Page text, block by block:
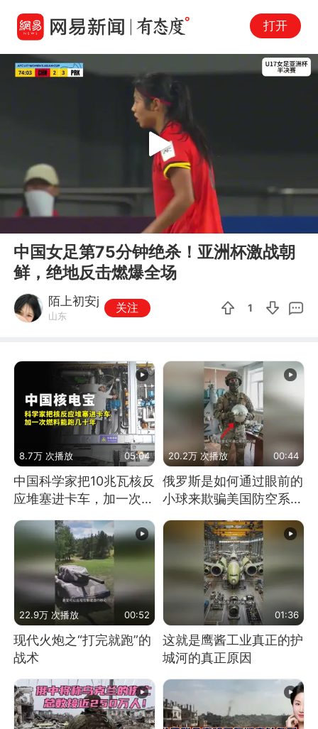
打开
Play
中国女足第75分钟绝杀！亚洲杯激战朝
鲜，绝地反击燃爆全场
陌上初安j
山东
关注 1
8.7万 次播放 05:04
中国科学家把10兆瓦核反
应堆塞进卡车，加一次燃
料能跑几十年
20.2万 次播放 00:44
俄罗斯是如何通过眼前的
小球来欺骗美国防空系统
的
22.9万 次播放 00:52
现代火炮之“打完就跑”的
战术
01:36
这就是鹰酱工业真正的护
城河的真正原因